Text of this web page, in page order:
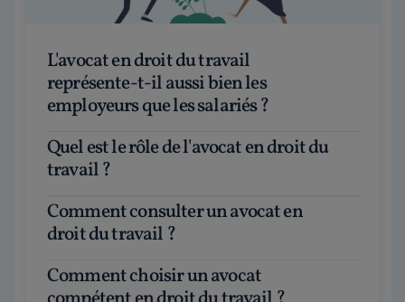
L'avocat en droit du travail
représente-t-il aussi bien les
employeurs que les salariés ?
Quel est le rôle de l'avocat en droit du
travail ?
Comment consulter un avocat en
droit du travail ?
Comment choisir un avocat